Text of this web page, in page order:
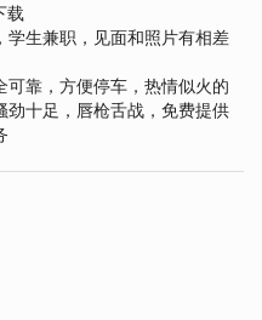
载
生兼职，见面和照片有相差
靠，方便停车，热情似火的
十足，唇枪舌战，免费提供